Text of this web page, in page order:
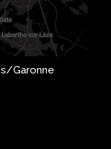
Garonne